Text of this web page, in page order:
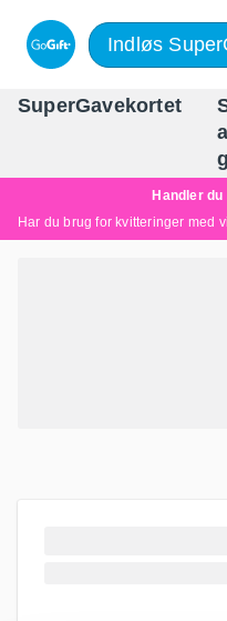
Indløs
SuperGavekortet
Handler